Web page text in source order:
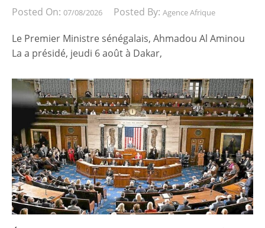
Posted On: 07/08/2026 Posted By: Agence Afrique
Le Premier Ministre sénégalais, Ahmadou Al Aminou
La a présidé, jeudi 6 août à Dakar,